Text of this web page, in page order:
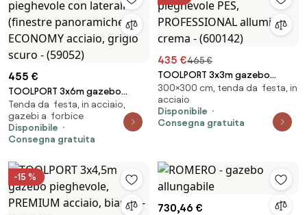
455 €
TOOLPORT 3x6m gazebo
pieghevole con laterali
(finestre panoramiche),
ECONOMY acciaio, grigio scuro
- (59052)
Tenda da festa, in acciaio,
gazebi a forbice
Disponibile
Consegna gratuita
435 €465 €
TOOLPORT 3x3m gazebo
pieghevole PES, PROFESSIONAL
alluminio, crema - (600142)
300×300 cm, tenda da festa, in
acciaio
Disponibile
Consegna gratuita
-15 %
730,46 €